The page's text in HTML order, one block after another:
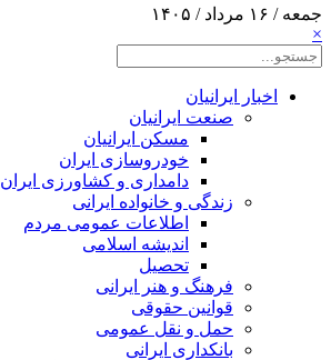
جمعه / ۱۶ مرداد / ۱۴۰۵
×
اخبار ایرانیان
صنعت ایرانیان
مسکن ایرانیان
خودروسازی ایران
دامداری و کشاورزی ایران
زندگی و خانواده ایرانی
اطلاعات عمومی مردم
اندیشه اسلامی
تحصیل
فرهنگ و هنر ایرانی
قوانین حقوقی
حمل و نقل عمومی
بانکداری ایرانی